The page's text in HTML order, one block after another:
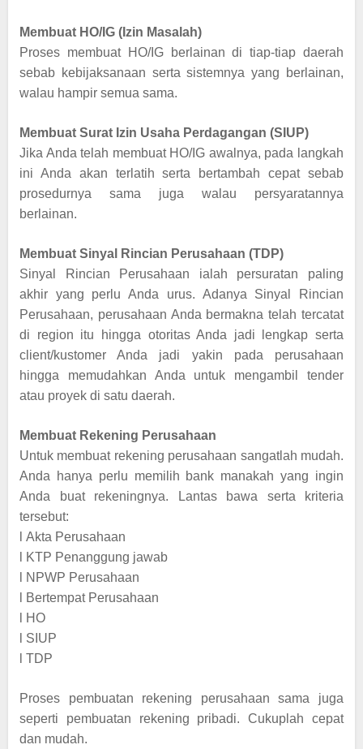
Membuat HO/IG (Izin Masalah)
Proses membuat HO/IG berlainan di tiap-tiap daerah
sebab kebijaksanaan serta sistemnya yang berlainan,
walau hampir semua sama.
Membuat Surat Izin Usaha Perdagangan (SIUP)
Jika Anda telah membuat HO/IG awalnya, pada langkah
ini Anda akan terlatih serta bertambah cepat sebab
prosedurnya sama juga walau persyaratannya
berlainan.
Membuat Sinyal Rincian Perusahaan (TDP)
Sinyal Rincian Perusahaan ialah persuratan paling
akhir yang perlu Anda urus. Adanya Sinyal Rincian
Perusahaan, perusahaan Anda bermakna telah tercatat
di region itu hingga otoritas Anda jadi lengkap serta
client/kustomer Anda jadi yakin pada perusahaan
hingga memudahkan Anda untuk mengambil tender
atau proyek di satu daerah.
Membuat Rekening Perusahaan
Untuk membuat rekening perusahaan sangatlah mudah.
Anda hanya perlu memilih bank manakah yang ingin
Anda buat rekeningnya. Lantas bawa serta kriteria
tersebut:
Akta Perusahaan
KTP Penanggung jawab
NPWP Perusahaan
Bertempat Perusahaan
HO
SIUP
TDP
Proses pembuatan rekening perusahaan sama juga
seperti pembuatan rekening pribadi. Cukuplah cepat
dan mudah.